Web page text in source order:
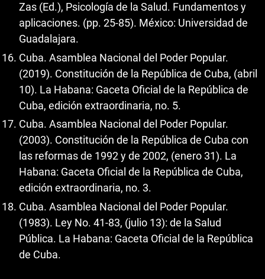
Zas (Ed.), Psicología de la Salud. Fundamentos y
aplicaciones. (pp. 25-85). México: Universidad de
Guadalajara.
Cuba. Asamblea Nacional del Poder Popular.
(2019). Constitución de la República de Cuba, (abril
10). La Habana: Gaceta Oficial de la República de
Cuba, edición extraordinaria, no. 5.
Cuba. Asamblea Nacional del Poder Popular.
(2003). Constitución de la República de Cuba con
las reformas de 1992 y de 2002, (enero 31). La
Habana: Gaceta Oficial de la República de Cuba,
edición extraordinaria, no. 3.
Cuba. Asamblea Nacional del Poder Popular.
(1983). Ley No. 41-83, (julio 13): de la Salud
Pública. La Habana: Gaceta Oficial de la República
de Cuba.